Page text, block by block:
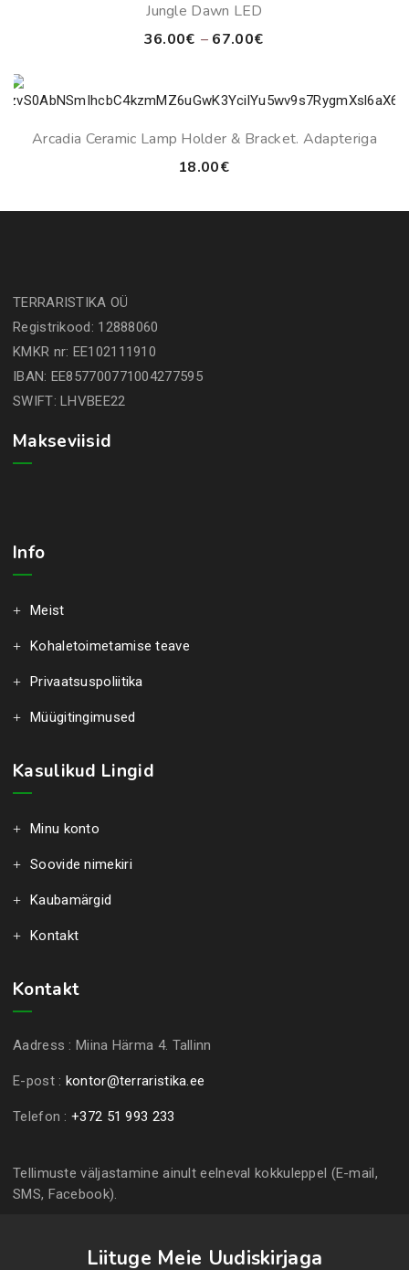
Jungle Dawn LED
36.00€ – 67.00€
through
67.00€
Arcadia Ceramic Lamp Holder & Bracket. Adapteriga
18.00€
TERRARISTIKA OÜ
Registrikood: 12888060
KMKR nr: EE102111910
IBAN: EE857700771004277595
SWIFT: LHVBEE22
Makseviisid
Info
Meist
Kohaletoimetamise teave
Privaatsuspoliitika
Müügitingimused
Kasulikud Lingid
Minu konto
Soovide nimekiri
Kaubamärgid
Kontakt
Kontakt
Aadress : Miina Härma 4. Tallinn
E-post : kontor@terraristika.ee
Telefon : +372 51 993 233
Tellimuste väljastamine ainult eelneval kokkuleppel (E-mail,
SMS, Facebook).
Liituge Meie Uudiskirjaga